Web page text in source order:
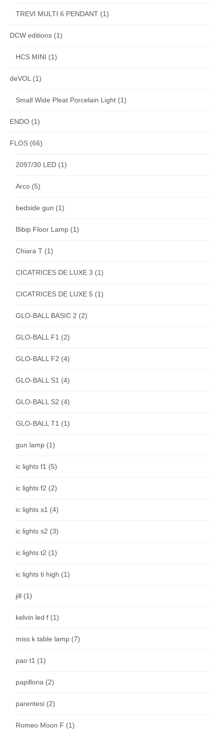
TREVI MULTI 6 PENDANT (1)
DCW editions (1)
HCS MINI (1)
deVOL (1)
Small Wide Pleat Porcelain Light (1)
ENDO (1)
FLOS (66)
2097/30 LED (1)
Arco (5)
bedside gun (1)
Bibip Floor Lamp (1)
Chiara T (1)
CICATRICES DE LUXE 3 (1)
CICATRICES DE LUXE 5 (1)
GLO-BALL BASIC 2 (2)
GLO-BALL F1 (2)
GLO-BALL F2 (4)
GLO-BALL S1 (4)
GLO-BALL S2 (4)
GLO-BALL T1 (1)
gun lamp (1)
ic lights f1 (5)
ic lights f2 (2)
ic lights s1 (4)
ic lights s2 (3)
ic lights t2 (1)
ic lights ti high (1)
jill (1)
kelvin led f (1)
miss k table lamp (7)
pao t1 (1)
papillona (2)
parentesi (2)
Romeo Moon F (1)